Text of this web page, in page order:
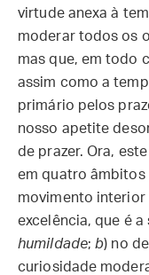
virtude anexa à
moderar todos os
mas que, em todo
assim como a
primário pelos
nosso apetite
de prazer. Ora,
em quatro
movimento interior
excelência, que é
humildade;b) no
curiosidade